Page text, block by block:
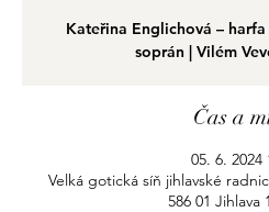
Kateřina Englichová –
soprán | Vilém
Čas a
05. 6. 2024
Velká gotická síň jihlavské
586 01 Jihlava